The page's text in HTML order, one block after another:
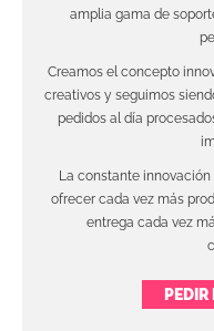
amplia gama de
Creamos el concepto
creativos y seguimos
pedidos al día
La constante
ofrecer cada vez más
entrega cada vez